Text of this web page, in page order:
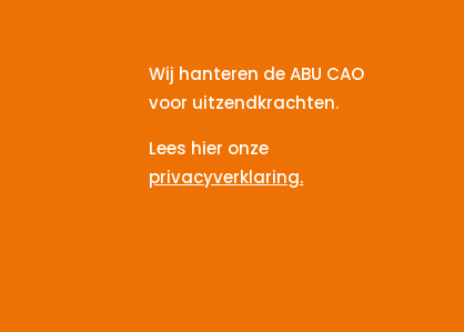
Wij hanteren de ABU CAO
voor uitzendkrachten.
Lees hier onze
privacyverklaring.